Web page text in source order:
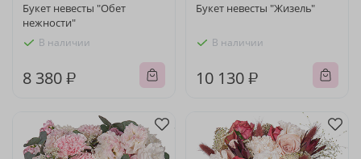
Букет невесты "Обет
нежности"
В наличии
8 380 ₽
Букет невесты "Жизель"
В наличии
10 130 ₽